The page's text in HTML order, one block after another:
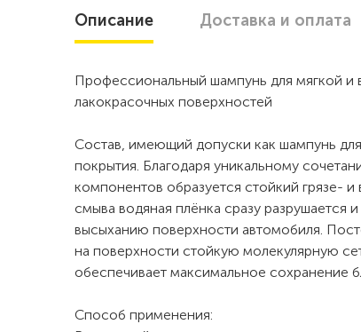
Описание Доставка и оплата
Профессиональный шампунь для мягкой
лакокрасочных поверхностей
Состав, имеющий допуски как шампунь
покрытия. Благодаря уникальному
компонентов образуется стойкий грязе-
смыва водяная плёнка сразу
высыханию поверхности автомобиля.
на поверхности стойкую молекулярную
обеспечивает максимальное сохранение
Способ применения: